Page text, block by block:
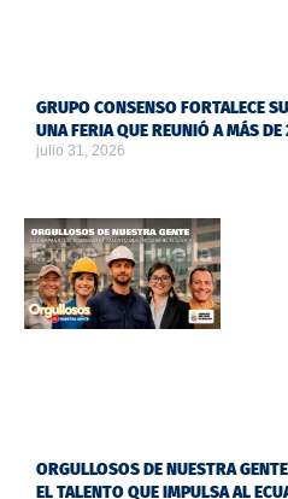
GRUPO CONSENSO FORTALECE
UNA FERIA QUE REUNIÓ A MÁS
julio 31, 2026
ORGULLOSOS DE NUESTRA
EL TALENTO QUE IMPULSA AL